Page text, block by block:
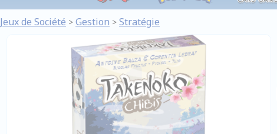
Jeux de Société > Gestion > Stratégie